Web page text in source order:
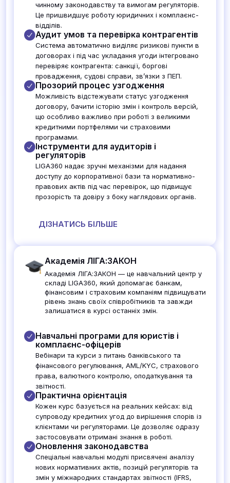
чинному законодавству та вимогам регуляторів.
Це пришвидшує роботу юридичних і комплаєнс-
відділів.
Аудит умов та перевірка контрагентів
Система автоматично виділяє ризикові пункти в
договорах і під час укладання угоди інтегровано
перевіряє контрагента: санкції, боргові
провадження, судові справи, зв’язки з ПЕП.
Прозорий процес узгодження
Можливість відстежувати статус узгодження
договору, бачити історію змін і контроль версій,
що особливо важливо при роботі з великими
кредитними портфелями чи страховими
програмами.
Інструменти для аудиторів і
регуляторів
LIGA360 надає зручні механізми для надання
доступу до корпоративної бази та нормативно-
правових актів під час перевірок, що підвищує
прозорість та довіру з боку наглядових органів.
ДІЗНАТИСЬ БІЛЬШЕ
Академія ЛІГА:ЗАКОН
Академія ЛІГА:ЗАКОН — це навчальний центр у
складі LIGA360, який допомагає банкам,
фінансовим і страховим компаніям підвищувати
рівень знань своїх співробітників та завжди
залишатися в курсі останніх змін.
Навчальні програми для юристів і
комплаєнс-офіцерів
Вебінари та курси з питань банківського та
фінансового регулювання, AML/KYC, страхового
права, валютного контролю, оподаткування та
звітності.
Практична орієнтація
Кожен курс базується на реальних кейсах: від
супроводу кредитних угод до вирішення спорів із
клієнтами чи регуляторами. Це дозволяє одразу
застосовувати отримані знання в роботі.
Оновлення законодавства
Спеціальні навчальні модулі присвячені аналізу
нових нормативних актів, позицій регуляторів та
змін у міжнародних стандартах звітності (IFRS,